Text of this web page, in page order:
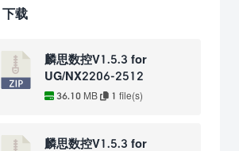
下载
麟思数控V1.5.3 for
UG/NX2206-2512
36.10 MB 1 file(s)
麟思数控V1.5.3 for